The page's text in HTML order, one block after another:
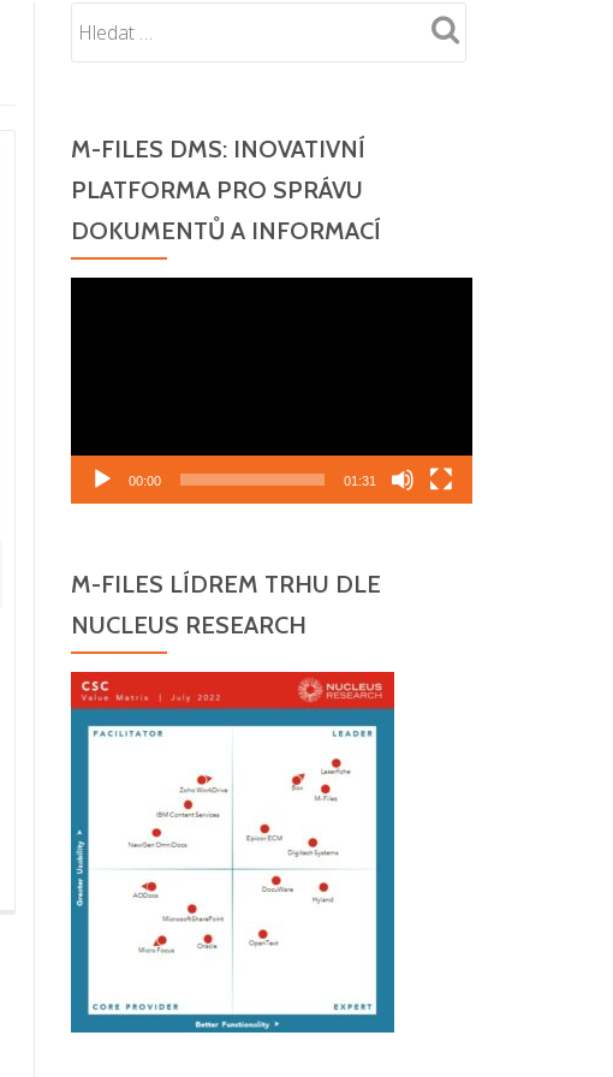
M-FILES DMS: INOVATIVNÍ
PLATFORMA PRO SPRÁVU
DOKUMENTŮ A INFORMACÍ
00:00 01:31
M-FILES LÍDREM TRHU DLE
NUCLEUS RESEARCH